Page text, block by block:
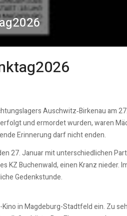
Auschwitz‐Birkenau am
und ermordet wurden, waren
Erinnerung darf nicht enden.
27. Januar mit unterschiedlichen
Buchenwald, einen Kranz nieder.
Gedenkstunde.
in Magdeburg-Stadtfeld ein. Zu